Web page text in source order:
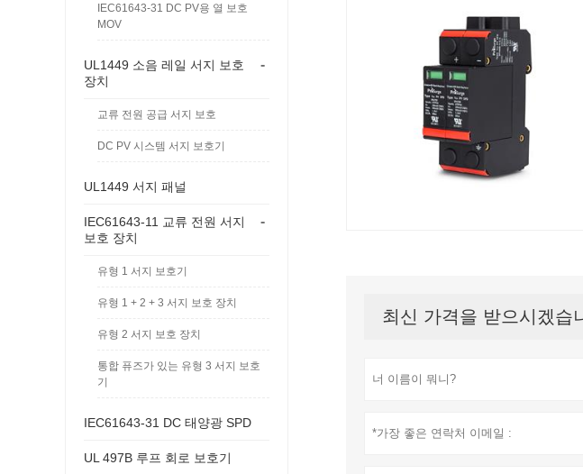
최신 가격을 받으시겠습
IEC61643-31 DC PV용 열 보호
MOV
-
UL1449 소음 레일 서지 보호
장치
교류 전원 공급 서지 보호
DC PV 시스템 서지 보호기
UL1449 서지 패널
-
IEC61643-11 교류 전원 서지
보호 장치
유형 1 서지 보호기
유형 1 + 2 + 3 서지 보호 장치
유형 2 서지 보호 장치
통합 퓨즈가 있는 유형 3 서지 보호
기
IEC61643-31 DC 태양광 SPD
UL 497B 루프 회로 보호기